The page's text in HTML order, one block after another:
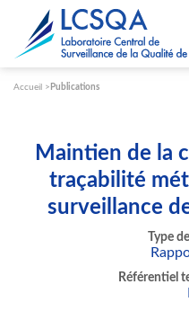
Accueil Publications
Maintien de la
traçabilité
surveillance
Type
Référentiel
Paramétrer les cookies